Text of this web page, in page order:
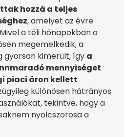
hozzá a teljes
, amelyet az évre
a téli hónapokban a
megemelkedik, a
kimerült, így a
mennyiséget
piaci áron kellett
különösen hátrányos
tekintve, hogy a
nyolcszorosa a